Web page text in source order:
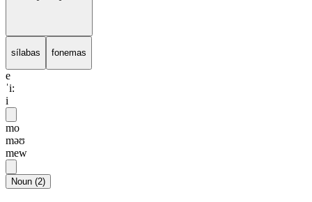
sílabas fonemas
e
ˈi:
i
mo
məʊ
mew
Noun (2)